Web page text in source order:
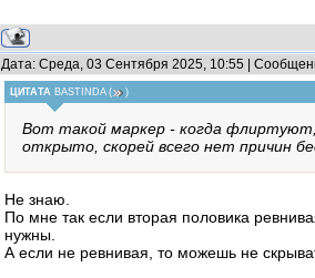
Дата: Среда, 03 Сентября 2025, 10:55 |
ЦИТАТА BASTINDA( )
Вот такой маркер - когда
открыто, скорей всего нет причин
Не знаю.
По мне так если вторая половика
нужны.
А если не ревнивая, то можешь не